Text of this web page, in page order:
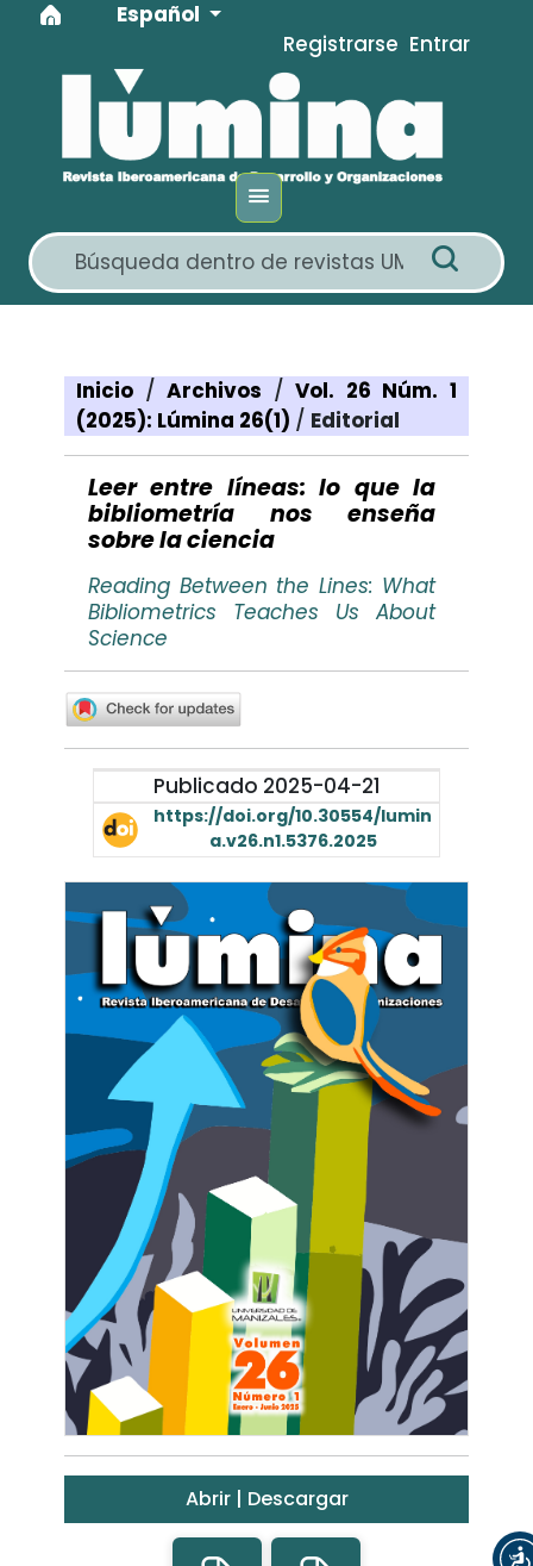
Ir al menú de navegación principal
Ir al contenido principal
Ir al pie de página del sitio
Idioma
Español
Registrarse Entrar
Inicio / Archivos / Vol. 26 Núm. 1
(2025): Lúmina 26(1) / Editorial
Leer entre líneas: lo que la
bibliometría nos enseña
sobre la ciencia
Reading Between the Lines: What
Bibliometrics Teaches Us About
Science
Publicado 2025-04-21
https://doi.org/10.30554/lumin
a.v26.n1.5376.2025
Abrir | Descargar